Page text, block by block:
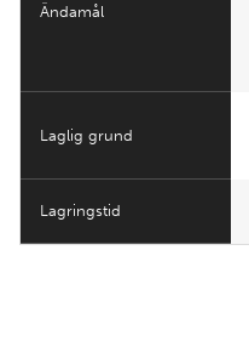
Ändamål
Laglig grund
Lagringstid